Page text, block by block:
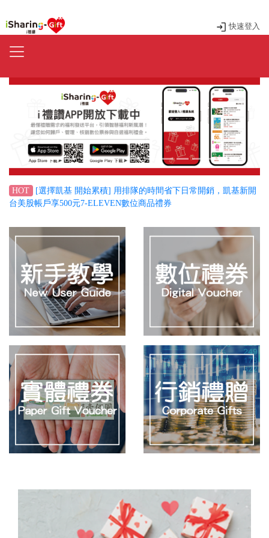
快速登入
Previous Next
HOT
[選擇凱基 開始累積] 用排隊的時間省下日常開銷，凱基新開
台美股帳戶享500元7-ELEVEN數位商品禮券